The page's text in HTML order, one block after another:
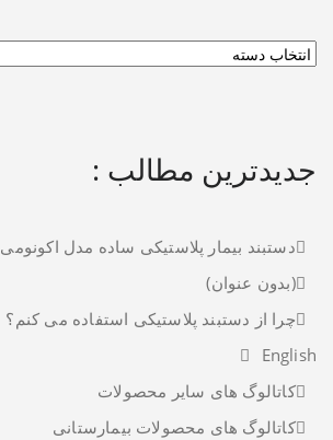
جدیدترین مطالب :
دستبند بیمار پلاستیکی ساده مدل اکونومی
(بدون عنوان)
چرا از دستبند پلاستیکی استفاده می کنم؟
English
کاتالوگ های سایر محصولات
کاتالوگ های محصولات بیمارستانی